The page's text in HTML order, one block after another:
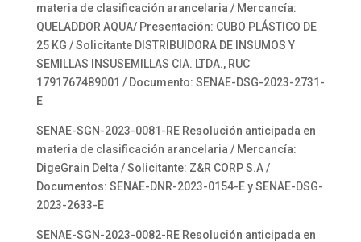
materia de clasificación arancelaria / Mercancía:
QUELADDOR AQUA/ Presentación: CUBO PLÁSTICO DE
25 KG / Solicitante DISTRIBUIDORA DE INSUMOS Y
SEMILLAS INSUSEMILLAS CIA. LTDA., RUC
1791767489001 / Documento: SENAE-DSG-2023-2731-
E
SENAE-SGN-2023-0081-RE Resolución anticipada en
materia de clasificación arancelaria / Mercancía:
DigeGrain Delta / Solicitante: Z&R CORP S.A /
Documentos: SENAE-DNR-2023-0154-E y SENAE-DSG-
2023-2633-E
SENAE-SGN-2023-0082-RE Resolución anticipada en